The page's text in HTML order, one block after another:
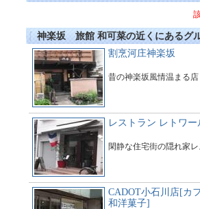
神楽坂 旅館 和可菜の近くにあるグ
割烹河庄神楽坂
昔の神楽坂風情温まる店
レストラン レトワー
閑静な住宅街の隠れ家
CADOT小石川店[カ
和洋菓子]